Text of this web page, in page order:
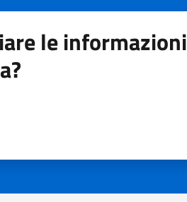
le informazioni